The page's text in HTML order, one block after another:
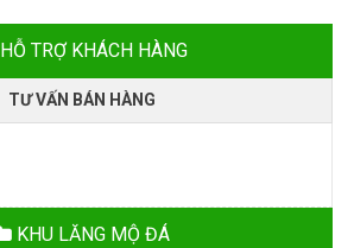
HỖ TRỢ KHÁCH HÀNG
TƯ VẤN BÁN HÀNG
KHU LĂNG MỘ ĐÁ